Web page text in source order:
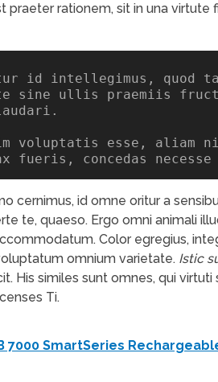
praeter rationem, sit in una virtute
id intellegimus, quod
sine ullis praemiis
voluptatis esse, aliam
fueris, concedas
cernimus, id omne oritur a
te, quaeso. Ergo omni animali
Color egregius,
omnium varietate. Istic
His similes sunt omnes, qui
Ti.
7000 SmartSeries